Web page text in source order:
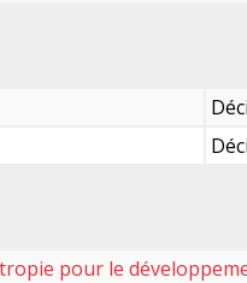
pour le